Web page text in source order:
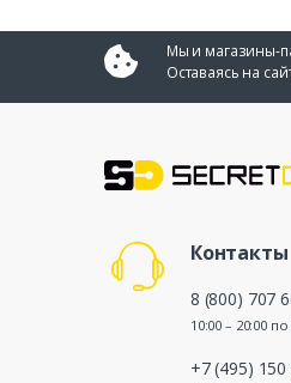
Мы и магазины-
Оставаясь на
Контакты
8 (800) 707
10:00 – 20:00
+7 (495) 150